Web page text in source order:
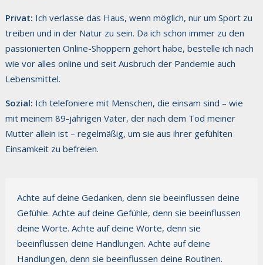
Privat: Ich verlasse das Haus, wenn möglich, nur um Sport zu
treiben und in der Natur zu sein. Da ich schon immer zu den
passionierten Online-Shoppern gehört habe, bestelle ich nach
wie vor alles online und seit Ausbruch der Pandemie auch
Lebensmittel.
Sozial: Ich telefoniere mit Menschen, die einsam sind – wie
mit meinem 89-jährigen Vater, der nach dem Tod meiner
Mutter allein ist – regelmäßig, um sie aus ihrer gefühlten
Einsamkeit zu befreien.
Achte auf deine Gedanken, denn sie beeinflussen deine
Gefühle. Achte auf deine Gefühle, denn sie beeinflussen
deine Worte. Achte auf deine Worte, denn sie
beeinflussen deine Handlungen. Achte auf deine
Handlungen, denn sie beeinflussen deine Routinen.